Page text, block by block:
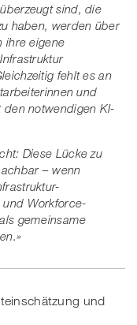
sind, die
haben, werden über
ihre eigene
fehlt es an
und
notwendigen KI-
Diese Lücke zu
– wenn
Workforce-
gemeinsame
und